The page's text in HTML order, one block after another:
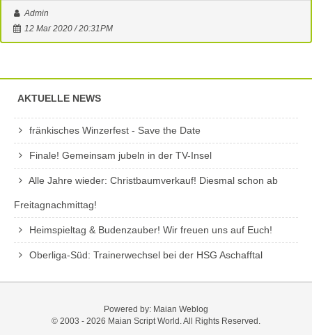
Admin
12 Mar 2020 / 20:31PM
AKTUELLE NEWS
fränkisches Winzerfest - Save the Date
Finale! Gemeinsam jubeln in der TV-Insel
Alle Jahre wieder: Christbaumverkauf! Diesmal schon ab
Freitagnachmittag!
Heimspieltag & Budenzauber! Wir freuen uns auf Euch!
Oberliga-Süd: Trainerwechsel bei der HSG Aschafftal
Powered by: Maian Weblog
© 2003 - 2026 Maian Script World . All Rights Reserved.